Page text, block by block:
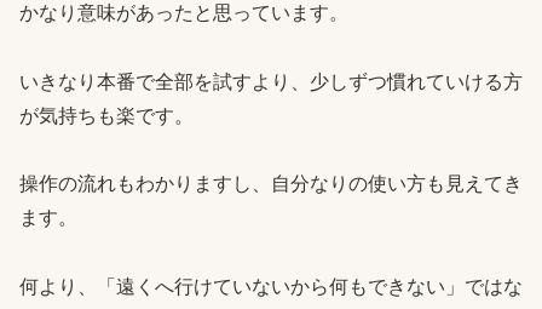
かなり意味があったと思っています。
いきなり本番で全部を試すより、少しずつ慣れていける方
が気持ちも楽です。
操作の流れもわかりますし、自分なりの使い方も見えてき
ます。
何より、「遠くへ行けていないから何もできない」ではな